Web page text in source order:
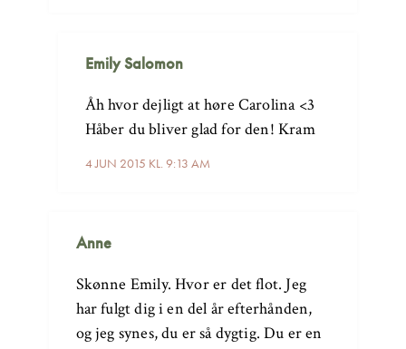
Emily Salomon
4 JUN 2015 KL. 9:13 AM
Åh hvor dejligt at høre Carolina <3
Håber du bliver glad for den! Kram
Anne
Skønne Emily. Hvor er det flot. Jeg
har fulgt dig i en del år efterhånden,
og jeg synes, du er så dygtig. Du er en